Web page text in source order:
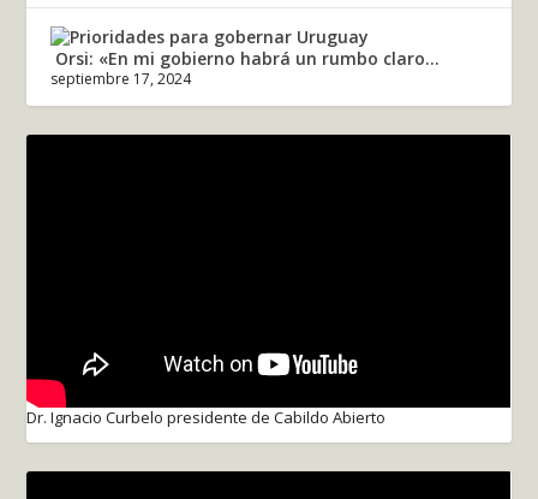
Orsi: «En mi gobierno habrá un rumbo claro...
septiembre 17, 2024
Dr. Ignacio Curbelo presidente de Cabildo Abierto